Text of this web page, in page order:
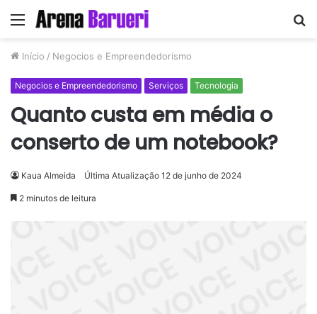
Menu
Início / Negocios e Empreendedorismo
Negocios e Empreendedorismo Serviços Tecnologia
Quanto custa em média o
conserto de um notebook?
Kaua Almeida Última Atualização 12 de junho de 2024
2 minutos de leitura